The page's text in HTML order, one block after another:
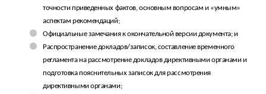
точности приведенных фактов, основным вопросам и «умным»
аспектам рекомендаций;
Официальные замечания к окончательной версии документа; и
Распространение докладов/записок, составление временного
регламента на рассмотрение докладов директивными органами и
подготовка пояснительных записок для рассмотрения
директивными органами;